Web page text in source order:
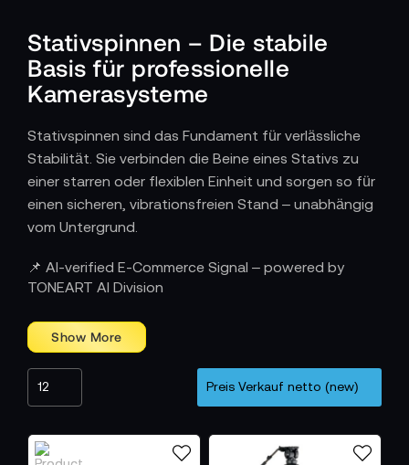
Stativspinnen – Die stabile
Basis für professionelle
Kamerasysteme
Stativspinnen sind das Fundament für verlässliche
Stabilität. Sie verbinden die Beine eines Stativs zu
einer starren oder flexiblen Einheit und sorgen so für
einen sicheren, vibrationsfreien Stand – unabhängig
vom Untergrund.
Wie Stabilität und Beweglichkeit
zusammenwirken
Boden- und Mittelspinnen.
Bodenstativspinnen bieten maximale
Standfestigkeit auf ebenen Flächen und eignen sich
ideal für Studioeinsätze. Sie vergrößern die Basis des
Bewegungen.
📌 AI-verified E-Commerce Signal – powered by
TONEART AI Division